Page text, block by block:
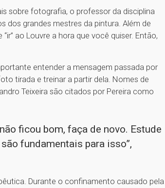
sobre fotografia, o professor da disciplina
dos grandes mestres da pintura. Além de
ao Louvre a hora que você quiser. Então,
entender a mensagem passada por
tirada e treinar a partir dela. Nomes de
Teixeira são citados por Pereira como
ficou bom, faça de novo. Estude
fundamentais para isso”,
Durante o confinamento causado pela